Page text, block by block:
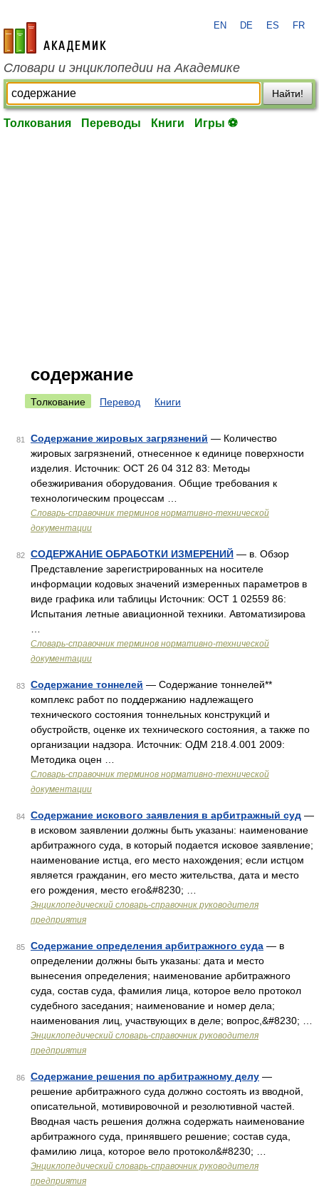
academic.ru
EN DE ES FR
Словари и энциклопедии на Академике
Найти!
Толкования Переводы Книги Игры ⚽
содержание
Толкование Перевод Книги
81 Содержание жировых загрязнений — Количество
жировых загрязнений, отнесенное к единице поверхности
изделия. Источник: ОСТ 26 04 312 83: Методы
обезжиривания оборудования. Общие требования к
технологическим процессам …
Словарь-справочник терминов нормативно-технической
документации
82 СОДЕРЖАНИЕ ОБРАБОТКИ ИЗМЕРЕНИЙ — в. Обзор
Представление зарегистрированных на носителе
информации кодовых значений измеренных параметров в
виде графика или таблицы Источник: ОСТ 1 02559 86:
Испытания летные авиационной техники. Автоматизирова
Словарь-справочник терминов нормативно-технической
документации
83 Содержание тоннелей — Содержание тоннелей**
комплекс работ по поддержанию надлежащего
технического состояния тоннельных конструкций и
обустройств, оценке их технического состояния, а также по
организации надзора. Источник: ОДМ 218.4.001 2009:
Методика оцен …
Словарь-справочник терминов нормативно-технической
документации
84 Содержание искового заявления в арбитражный суд —
в исковом заявлении должны быть указаны: наименование
арбитражного суда, в который подается исковое заявление;
наименование истца, его место нахождения; если истцом
является гражданин, его место жительства, дата и место
его рождения, место его&#8230; …
Энциклопедический словарь-справочник руководителя
предприятия
85 Содержание определения арбитражного суда — в
определении должны быть указаны: дата и место
вынесения определения; наименование арбитражного
суда, состав суда, фамилия лица, которое вело протокол
судебного заседания; наименование и номер дела;
наименования лиц, участвующих в деле; вопрос,&#8230; …
Энциклопедический словарь-справочник руководителя
предприятия
86 Содержание решения по арбитражному делу —
решение арбитражного суда должно состоять из вводной,
описательной, мотивировочной и резолютивной частей.
Вводная часть решения должна содержать наименование
арбитражного суда, принявшего решение; состав суда,
фамилию лица, которое вело протокол&#8230; …
Энциклопедический словарь-справочник руководителя
предприятия